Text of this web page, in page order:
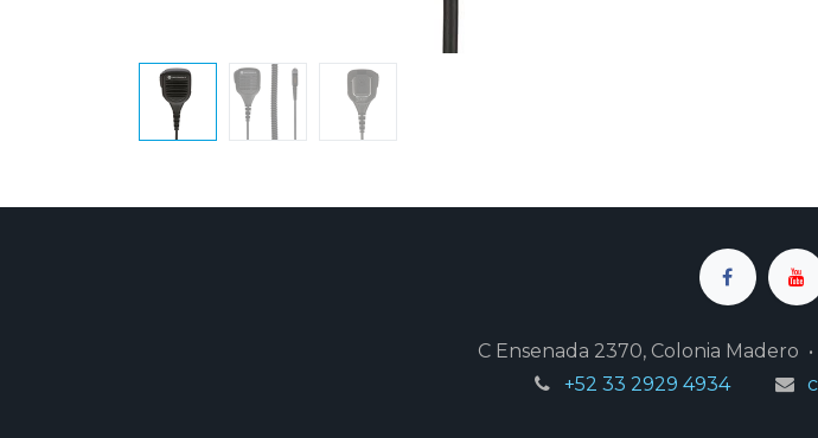
C Ensenada 2370, Colonia Madero •
+52 33 2929 4934